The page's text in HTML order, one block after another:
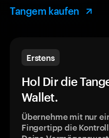
Tangem kaufen
Erstens
Hol Dir die
Wallet.
Übernehme mit nur
Fingertipp die